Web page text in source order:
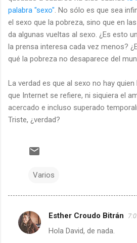
palabra "sexo" . No sólo es que sea
el sexo que la pobreza, sino que en
da algunas vueltas al sexo. ¿Es esto
la prensa interesa cada vez menos?
qué la pobreza no desaparece del
La verdad es que al sexo no hay
que Internet se refiere, ni siquiera el
acercado e incluso superado
Triste, ¿verdad?
Varios
C
o
Esther Croudo Bitrán
Hola David, de nada.